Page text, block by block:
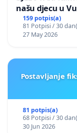
našu djecu u
159 potpis(a)
81 Potpisi / 30
27 May 2026
Postavljanje
81 potpis(a)
68 Potpisi / 30
30 Jun 2026